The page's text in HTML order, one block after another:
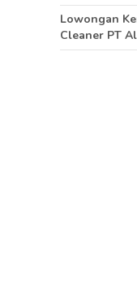
Lowongan
Cleaner PT